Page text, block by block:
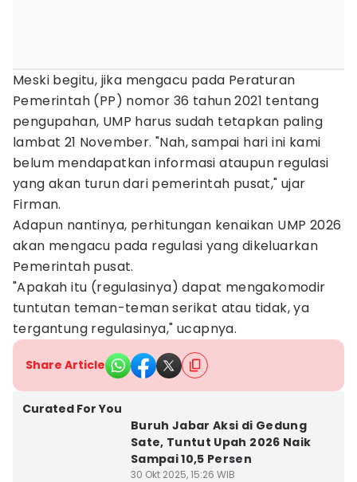
Meski begitu, jika mengacu pada Peraturan
Pemerintah (PP) nomor 36 tahun 2021 tentang
pengupahan, UMP harus sudah tetapkan paling
lambat 21 November. "Nah, sampai hari ini kami
belum mendapatkan informasi ataupun regulasi
yang akan turun dari pemerintah pusat," ujar
Firman.
Adapun nantinya, perhitungan kenaikan UMP 2026
akan mengacu pada regulasi yang dikeluarkan
Pemerintah pusat.
"Apakah itu (regulasinya) dapat mengakomodir
tuntutan teman-teman serikat atau tidak, ya
tergantung regulasinya," ucapnya.
Share Article
Curated For You
Buruh Jabar Aksi di Gedung
Sate, Tuntut Upah 2026 Naik
Sampai 10,5 Persen
30 Okt 2025, 15:26 WIB